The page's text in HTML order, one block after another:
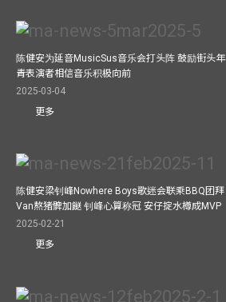
陈健安为延音MusicSus音乐会打头阵 鼓励街头年
青表演者相信音乐积极向前
2025-03-04
更多
陈健安梁钊峰Nowhere Boys歌迷会联乘BBQ团拜
Van熬猪髀加餸 钊峰心算称冠 安仔掟水樽成MVP
2025-02-21
更多